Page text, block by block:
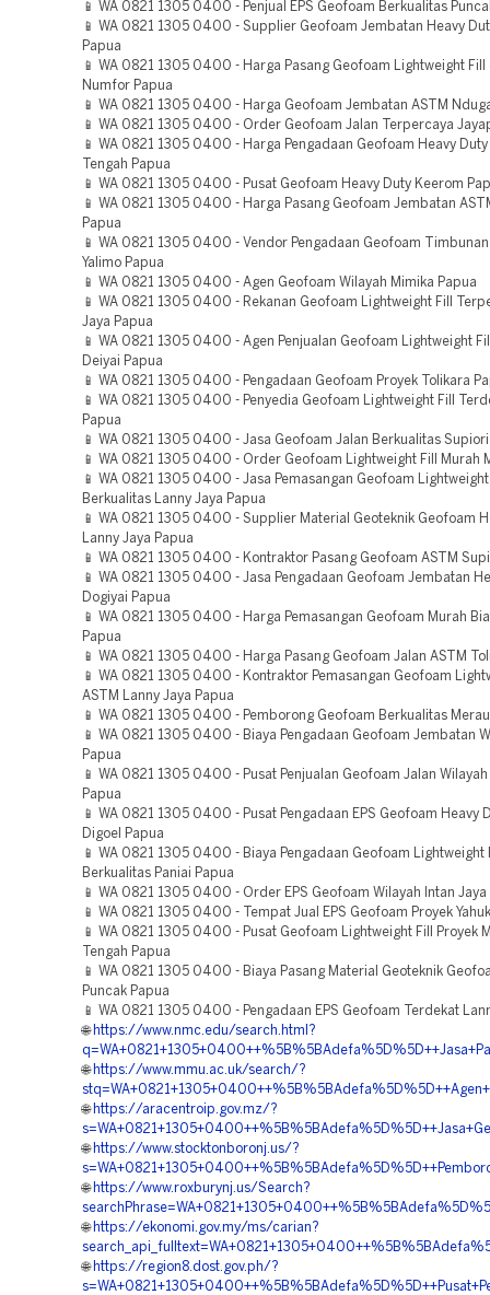
📱 WA 0821 1305 0400 - Penjual EPS Geofoam Berkualitas
📱 WA 0821 1305 0400 - Supplier Geofoam Jembatan Heavy
Papua
📱 WA 0821 1305 0400 - Harga Pasang Geofoam Lightweight Fill
Numfor Papua
📱 WA 0821 1305 0400 - Harga Geofoam Jembatan ASTM
📱 WA 0821 1305 0400 - Order Geofoam Jalan Terpercaya
📱 WA 0821 1305 0400 - Harga Pengadaan Geofoam Heavy
Tengah Papua
📱 WA 0821 1305 0400 - Pusat Geofoam Heavy Duty Keerom
📱 WA 0821 1305 0400 - Harga Pasang Geofoam Jembatan
Papua
📱 WA 0821 1305 0400 - Vendor Pengadaan Geofoam
Yalimo Papua
📱 WA 0821 1305 0400 - Agen Geofoam Wilayah Mimika Papua
📱 WA 0821 1305 0400 - Rekanan Geofoam Lightweight Fill
Jaya Papua
📱 WA 0821 1305 0400 - Agen Penjualan Geofoam Lightweight
Deiyai Papua
📱 WA 0821 1305 0400 - Pengadaan Geofoam Proyek Tolikara
📱 WA 0821 1305 0400 - Penyedia Geofoam Lightweight Fill
Papua
📱 WA 0821 1305 0400 - Jasa Geofoam Jalan Berkualitas
📱 WA 0821 1305 0400 - Order Geofoam Lightweight Fill Murah
📱 WA 0821 1305 0400 - Jasa Pemasangan Geofoam
Berkualitas Lanny Jaya Papua
📱 WA 0821 1305 0400 - Supplier Material Geoteknik Geofoam
Lanny Jaya Papua
📱 WA 0821 1305 0400 - Kontraktor Pasang Geofoam ASTM
📱 WA 0821 1305 0400 - Jasa Pengadaan Geofoam Jembatan
Dogiyai Papua
📱 WA 0821 1305 0400 - Harga Pemasangan Geofoam Murah
Papua
📱 WA 0821 1305 0400 - Harga Pasang Geofoam Jalan ASTM
📱 WA 0821 1305 0400 - Kontraktor Pemasangan Geofoam
ASTM Lanny Jaya Papua
📱 WA 0821 1305 0400 - Pemborong Geofoam Berkualitas
📱 WA 0821 1305 0400 - Biaya Pengadaan Geofoam Jembatan
Papua
📱 WA 0821 1305 0400 - Pusat Penjualan Geofoam Jalan Wilayah
Papua
📱 WA 0821 1305 0400 - Pusat Pengadaan EPS Geofoam Heavy
Digoel Papua
📱 WA 0821 1305 0400 - Biaya Pengadaan Geofoam Lightweight
Berkualitas Paniai Papua
📱 WA 0821 1305 0400 - Order EPS Geofoam Wilayah Intan Jaya
📱 WA 0821 1305 0400 - Tempat Jual EPS Geofoam Proyek
📱 WA 0821 1305 0400 - Pusat Geofoam Lightweight Fill Proyek
Tengah Papua
📱 WA 0821 1305 0400 - Biaya Pasang Material Geoteknik
Puncak Papua
📱 WA 0821 1305 0400 - Pengadaan EPS Geofoam Terdekat
🌐 https://www.nmc.edu/search.html?
🌐 https://www.mmu.ac.uk/search/?
🌐 https://aracentroip.gov.mz/?
🌐 https://www.stocktonboronj.us/?
🌐 https://www.roxburynj.us/Search?
🌐 https://ekonomi.gov.my/ms/carian?
🌐 https://region8.dost.gov.ph/?